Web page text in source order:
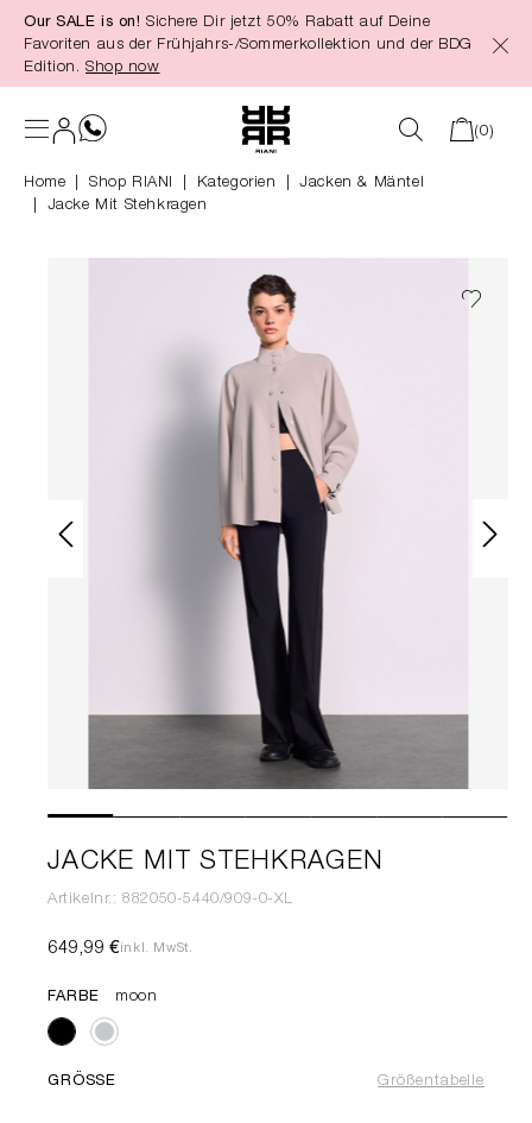
springen
Our SALE is on! Sichere Dir jetzt 50% Rabatt auf Deine
Favoriten aus der Frühjahrs-/Sommerkollektion und der BDG
Edition. Shop now
(0)
Home Shop RIANI Kategorien
Jacken & Mäntel
Jacke Mit Stehkragen
JACKE MIT STEHKRAGEN
Artikelnr.: 882050-5440/909-0-XL
649,99 €inkl. MwSt.
FARBE moon
GRÖSSE Größentabelle